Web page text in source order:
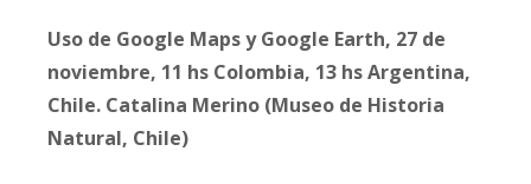
Uso de Google Maps y Google Earth, 27 de
noviembre, 11 hs Colombia, 13 hs Argentina,
Chile. Catalina Merino (Museo de Historia
Natural, Chile)